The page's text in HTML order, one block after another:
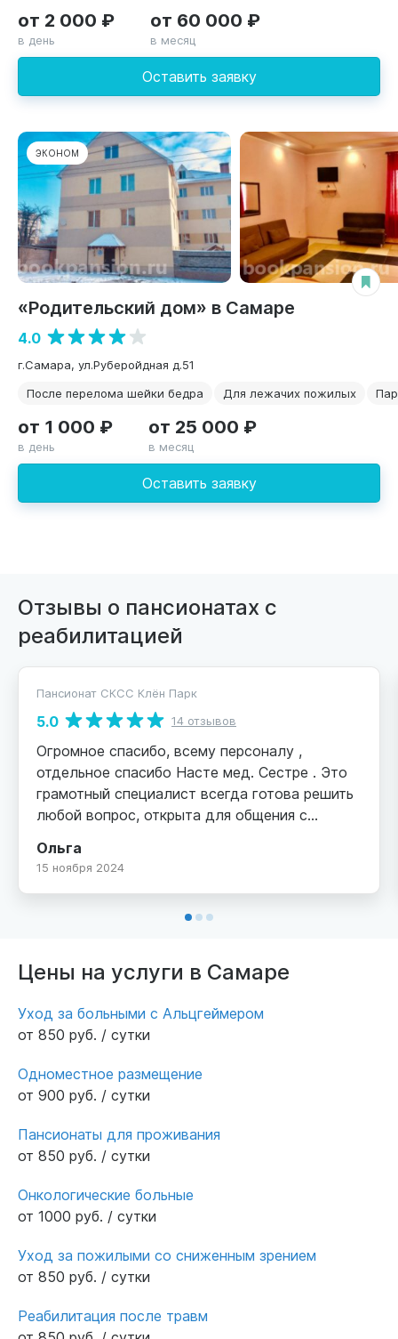
Оставить заявку
от 2 000 ₽
в день
от 60 000 ₽
в месяц
ЭКОНОМ
«Родительский дом» в Самаре
4.0
г.Самара, ул.Руберойдная д.51
После перелома шейки бедра
Для лежачих пожилых
Оставить заявку
от 1 000 ₽
в день
от 25 000 ₽
в месяц
Отзывы о пансионатах с
реабилитацией
Пансионат СКСС Клён Парк
5.0 14 отзывов
Огромное спасибо, всему персоналу ,
отдельное спасибо Насте мед. Сестре . Это
грамотный специалист всегда готова решить
любой вопрос, открыта для общения с
Насте низкий поклон , за ее очень нелегкий
труд , добра, терпения и всего самого
которых мучает вопрос куда на все 100
есть с кем сравнить , действительно очень
хорошее отношение. Территория большая,
везде пантусы гуляют сколько хотят ,
хороший уход🙏сил Вам и крепкого здоровья
Ольга
15 ноября 2024
Цены на услуги в Самаре
Уход за больными с Альцгеймером
от 850 руб. / сутки
Одноместное размещение
от 900 руб. / сутки
Пансионаты для проживания
от 850 руб. / сутки
Онкологические больные
от 1000 руб. / сутки
Уход за пожилыми со сниженным зрением
от 850 руб. / сутки
Реабилитация после травм